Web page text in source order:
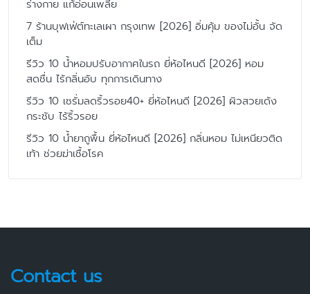
ร่างกาย แก้อ่อนเพลีย
7 ร้านบุฟเฟ่ต์ทะเลเผา กรุงเทพ [2026] อิ่มคุ้ม ของไม่อั้น จัด
เต็ม
รีวิว 10 น้ำหอมปรับอากาศในรถ ยี่ห้อไหนดี [2026] หอม
สดชื่น ไร้กลิ่นอับ ทุกการเดินทาง
รีวิว 10 เซรั่มลดริ้วรอย40+ ยี่ห้อไหนดี [2026] ผิวสวยเด้ง
กระชับ ไร้ริ้วรอย
รีวิว 10 น้ำยาถูพื้น ยี่ห้อไหนดี [2026] กลิ่นหอม ไม่เหนียวติด
เท้า ช่วยฆ่าเชื้อโรค
Contact us